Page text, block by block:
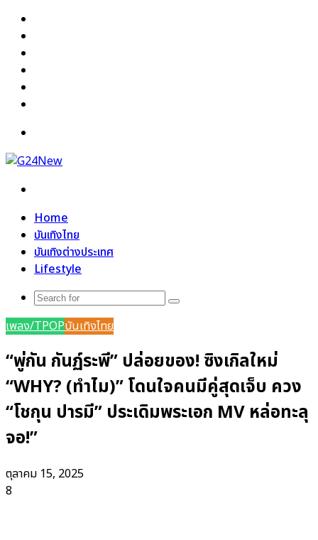
Home
บันเทิงไทย
บันเทิงต่างประเทศ
Lifestyle
Search
เพลง/TPOPบันเทิงไทย
“พู่กัน กันฏ์ระพี” ปล่อยของ! ซิงเกิลใหม่
“WHY? (ทำไม)” โดนใจคนมีคู่สุดเจ็บ ควง
“โชกุน ปารมี” ประเดิมพระเอก MV หล่อทะลุ
จอ!”
ตุลาคม 15, 2025
8